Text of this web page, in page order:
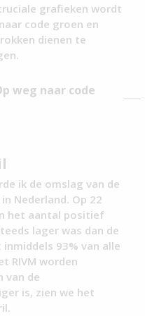
grafieken wordt
code groen en
dienen te
weg naar code
ik de omslag van de
Nederland. Op 22
het aantal positief
lager was dan de
93% van alle
RIVM worden
van de
is, zien we het